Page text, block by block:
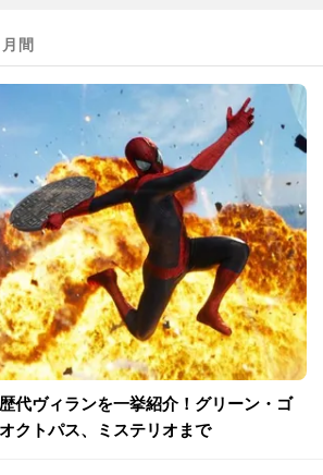
月間
代ヴィランを一挙紹介！グリーン・ゴ
クトパス、ミステリオまで